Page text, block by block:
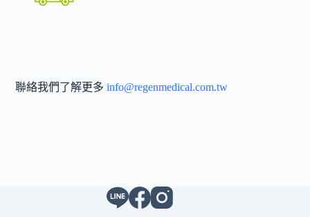
聯絡我們了解更多info@regenmedical.com.tw